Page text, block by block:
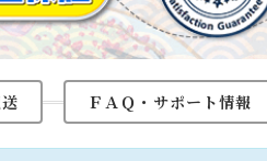
ＦＡＱ・サポート情報